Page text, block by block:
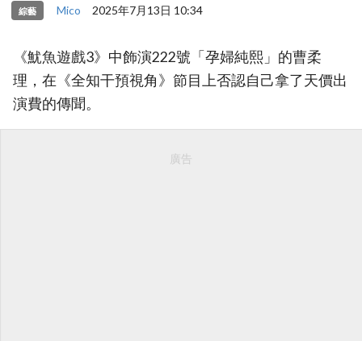
綜藝 Mico 2025年7月13日 10:34
《魷魚遊戲3》中飾演222號「孕婦純熙」的曹柔
理，在《全知干預視角》節目上否認自己拿了天價出
演費的傳聞。
廣告